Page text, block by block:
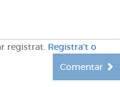
registrat. Registra't o
Comentar